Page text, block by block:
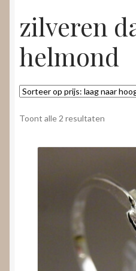
Over
Contact
Nieuws
Video’s
zilveren
helmond
Toont alle 2 resultaten
hoog